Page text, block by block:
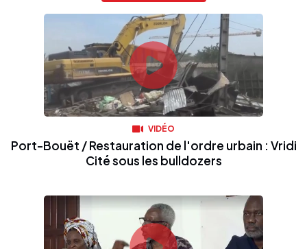
VIDÉO
Port-Bouët / Restauration de l'ordre urbain : Vridi
Cité sous les bulldozers